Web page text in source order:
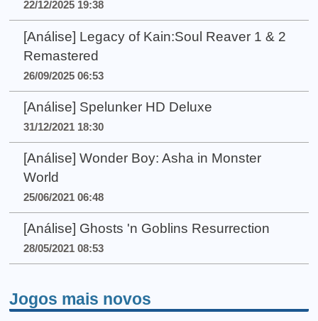
22/12/2025 19:38
[Análise] Legacy of Kain:Soul Reaver 1 & 2
Remastered
26/09/2025 06:53
[Análise] Spelunker HD Deluxe
31/12/2021 18:30
[Análise] Wonder Boy: Asha in Monster
World
25/06/2021 06:48
[Análise] Ghosts 'n Goblins Resurrection
28/05/2021 08:53
Jogos mais novos